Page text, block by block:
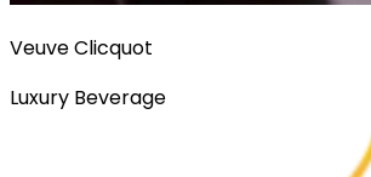
Veuve Clicquot
Luxury Beverage